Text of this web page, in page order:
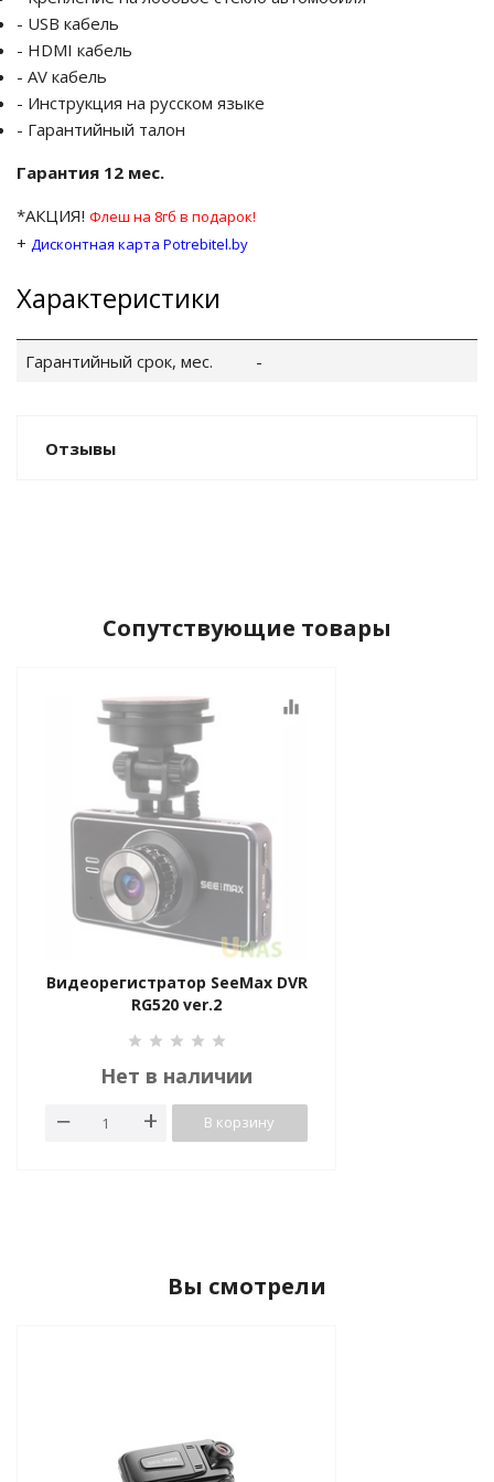
- USB кабель
- HDMI кабель
- AV кабель
- Инструкция на русском языке
- Гарантийный талон
Гарантия 12 мес.
*АКЦИЯ! Флеш на 8гб в подарок!
+ Дисконтная карта Potrebitel.by
Характеристики
Гарантийный срок, мес. -
Отзывы
Сопутствующие товары
equalizer
Видеорегистратор SeeMax DVR
RG520 ver.2
Нет в наличии
В корзину
Вы смотрели